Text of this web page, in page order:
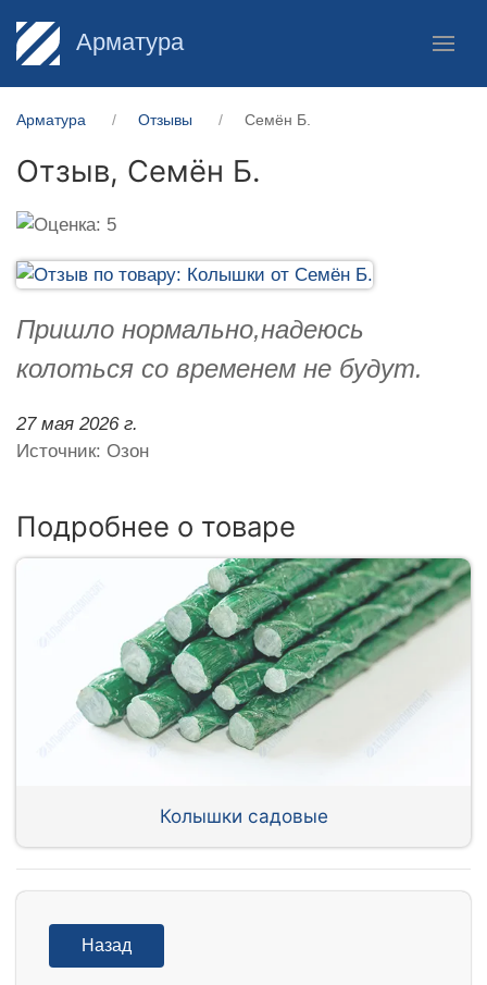
Арматура
Арматура Отзывы Семён Б.
Отзыв, Семён Б.
Пришло нормально,надеюсь
колоться со временем не будут.
27 мая 2026 г.
Источник: Озон
Подробнее о товаре
Колышки садовые
Назад